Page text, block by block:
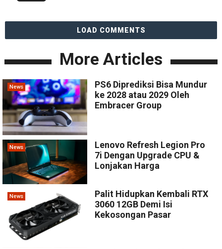
LOAD COMMENTS
More Articles
News
PS6 Diprediksi Bisa Mundur
ke 2028 atau 2029 Oleh
Embracer Group
News
Lenovo Refresh Legion Pro
7i Dengan Upgrade CPU &
Lonjakan Harga
News
Palit Hidupkan Kembali RTX
3060 12GB Demi Isi
Kekosongan Pasar